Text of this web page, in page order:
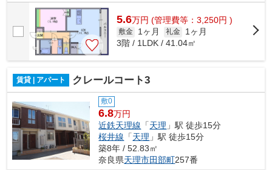
5.6万円 (管理費等：3,250円 )
敷金 1ヶ月 礼金
1ヶ月
3階 / 1LDK / 41.04㎡
賃貸 | アパート クレールコート3
敷0
6.8万円
近鉄天理線 「天理 」駅 徒歩15分
桜井線 「天理 」駅 徒歩15分
築8年 / 52.83㎡
奈良県天理市田部町257番